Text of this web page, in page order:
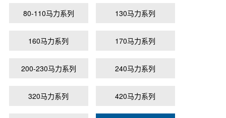
80-110马力系列 130马力系列
160马力系列 170马力系列
200-230马力系列 240马力系列
320马力系列 420马力系列